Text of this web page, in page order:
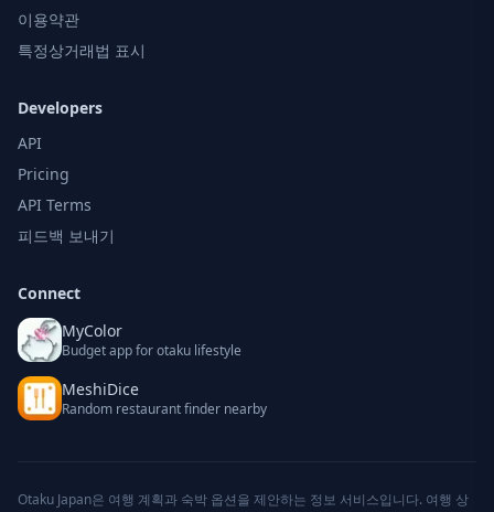
이용약관
특정상거래법 표시
Developers
API
Pricing
API Terms
피드백 보내기
Connect
MyColor
Budget app for otaku lifestyle
MeshiDice
Random restaurant finder nearby
Otaku Japan은 여행 계획과 숙박 옵션을 제안하는 정보 서비스입니다. 여행 상